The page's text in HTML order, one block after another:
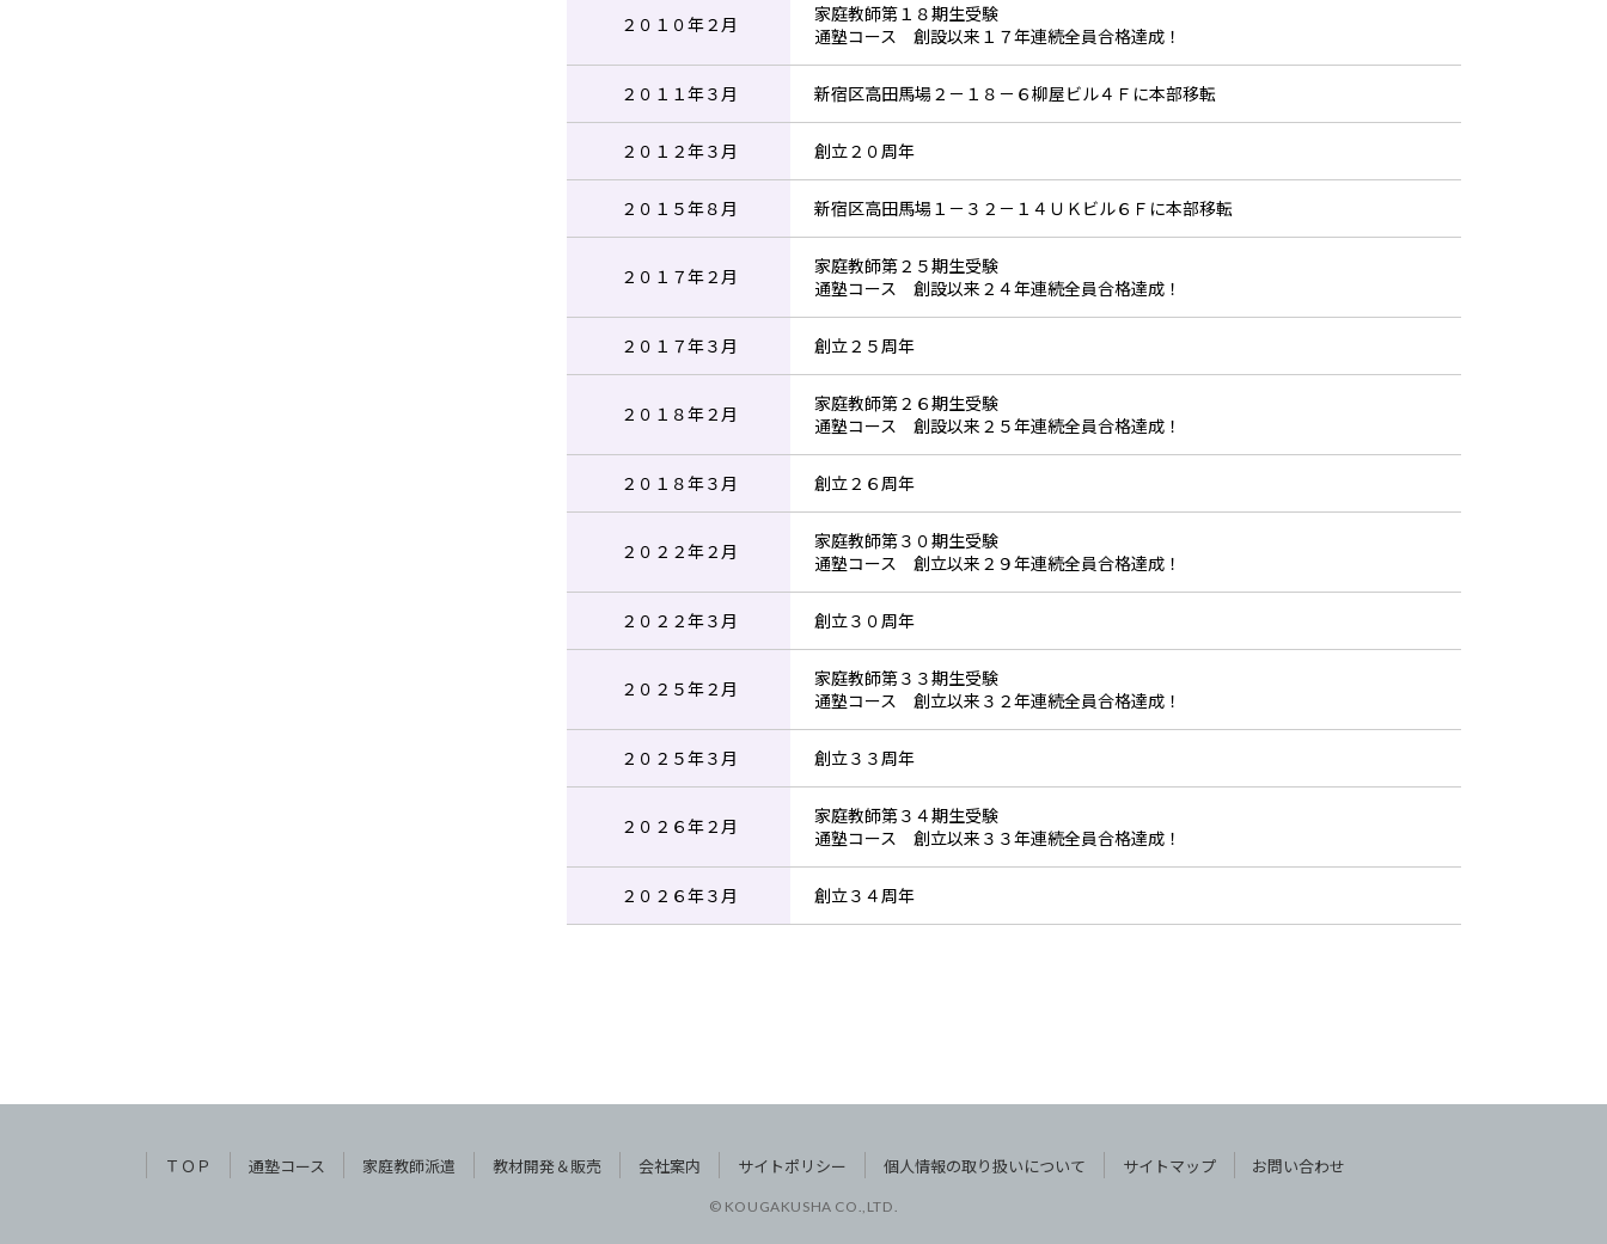
２０１０年２月
家庭教師第１８期生受験
通塾コース 創設以来１７年連続全員合格達成！
２０１１年３月 新宿区高田馬場２－１８－６柳屋ビル４Ｆに本部移転
２０１２年３月 創立２０周年
２０１５年８月 新宿区高田馬場１－３２－１４ＵＫビル６Ｆに本部移転
２０１７年２月
家庭教師第２５期生受験
通塾コース 創設以来２４年連続全員合格達成！
２０１７年３月 創立２５周年
２０１８年２月
家庭教師第２６期生受験
通塾コース 創設以来２５年連続全員合格達成！
２０１８年３月 創立２６周年
２０２２年２月
家庭教師第３０期生受験
通塾コース 創立以来２９年連続全員合格達成！
２０２２年３月 創立３０周年
２０２５年２月
家庭教師第３３期生受験
通塾コース 創立以来３２年連続全員合格達成！
２０２５年３月 創立３３周年
２０２６年２月
家庭教師第３４期生受験
通塾コース 創立以来３３年連続全員合格達成！
２０２６年３月 創立３４周年
ＴＯＰ 通塾コース 家庭教師派遣 教材開発＆販売 会社案内 サイトポリシー 個人情報の取り扱いについて サイトマップ お問い合わせ
© KOUGAKUSHA CO.,LTD.